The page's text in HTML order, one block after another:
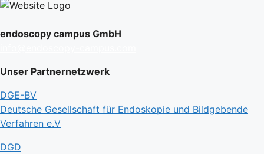
endoscopy campus GmbH
Unser Partnernetzwerk
DGE-BV
Deutsche Gesellschaft für Endoskopie und Bildgebende
Verfahren e.V
DGD